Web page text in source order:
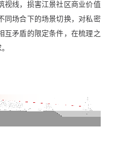
视线，损害江景社区商业价值
同场合下的场景切换，对私密
互矛盾的限定条件，在梳理之